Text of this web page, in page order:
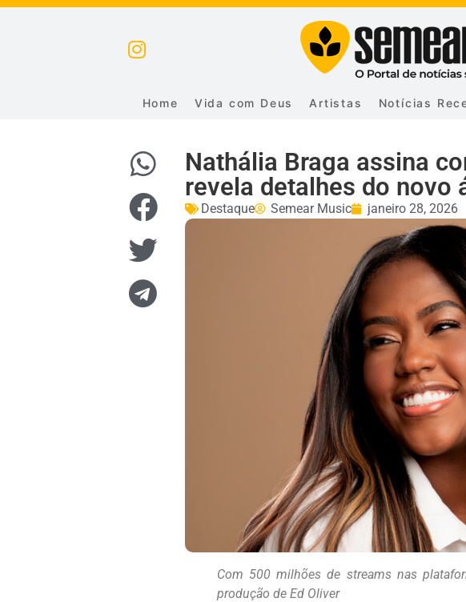
Home Vida com Deus Artistas Notícias
Nathália Braga assina
revela detalhes do novo
Destaque Semear Music janeiro 28, 2026
Com 500 milhões de streams nas
produção de Ed Oliver